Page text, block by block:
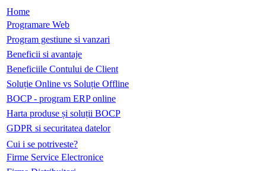
Home
Programare Web
Program gestiune si vanzari
Beneficii si avantaje
Beneficiile Contului de Client
Soluție Online vs Soluție Offline
BOCP - program ERP online
Harta produse și soluții BOCP
GDPR si securitatea datelor
Cui i se potriveste?
Firme Service Electronice